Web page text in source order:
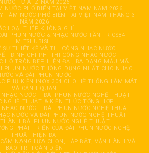
NƯỚC TỪ A–Z NĂM 2026
NƯỚC PHỔ BIẾN TẠI VIỆT NAM NĂM 2026
TĂM NƯỚC PHỔ BIẾN TẠI VIỆT NAM THÁNG 3
NĂM 2026
LOẠI THÉP KHÔNG GHỈ
PHUN NƯỚC & NHẠC NƯỚC TẦN FR-CS84
MITSHUBISHI
SƯ THIẾT KẾ VÀ THI CÔNG NHẠC NƯỚC
ĐỊNH CHI PHÍ THI CÔNG NHẠC NƯỚC
HỒ TRÒN ĐẸP, HIỆN ĐẠI, ĐA DẠNG MẪU MÃ
PHUN NƯỚC THÔNG DỤNG NHẤT CHO NHẠC
VÀ ĐÀI PHUN NƯỚC
PHỤ KIỆN INOX 304 CHO HỆ THỐNG LÀM MÁT
VÀ CẢNH QUAN
NƯỚC – ĐÀI PHUN NƯỚC NGHỆ THUẬT
NGHỆ THUẬT & KIẾN THỨC TỔNG HỢP
NƯỚC – ĐÀI PHUN NƯỚC NGHỆ THUẬT
NƯỚC VÀ ĐÀI PHUN NƯỚC NGHỆ THUẬT
ĐÀI PHUN NƯỚC NGHỆ THUẬT
PHÁT TRIỂN CỦA ĐÀI PHUN NƯỚC NGHỆ
THUẬT HIỆN ĐẠI
NANG LỰA CHỌN, LẮP ĐẶT, VẬN HÀNH VÀ
BẢO TRÌ TOÀN DIỆN